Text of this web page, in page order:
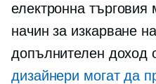
електронна
начин за изкарване
допълнителен доход
дизайнери могат да